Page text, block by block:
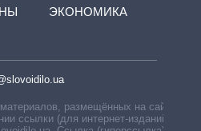
ЭКОНОМИКА
размещённых на сайте,
ссылки (для интернет-изданий —